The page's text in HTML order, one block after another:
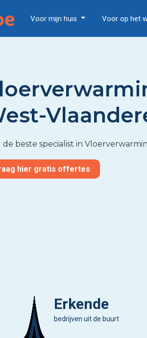
Voor mijn huis Voor op het
de beste specialist in
hier gratis offertes
Erkende
bedrijven uit de buurt